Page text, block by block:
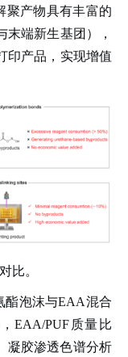
聚产物具有丰富的
端新生基团），
印产品，实现增值
比。
酯泡沫与EAA混合
EAA/PUF质量比
凝胶渗透色谱分析